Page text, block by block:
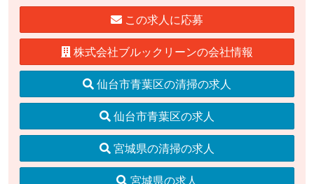
この求人に応募
株式会社ブルックリーンの会社情報
仙台市青葉区の清掃の求人
仙台市青葉区の求人
宮城県の清掃の求人
宮城県の求人